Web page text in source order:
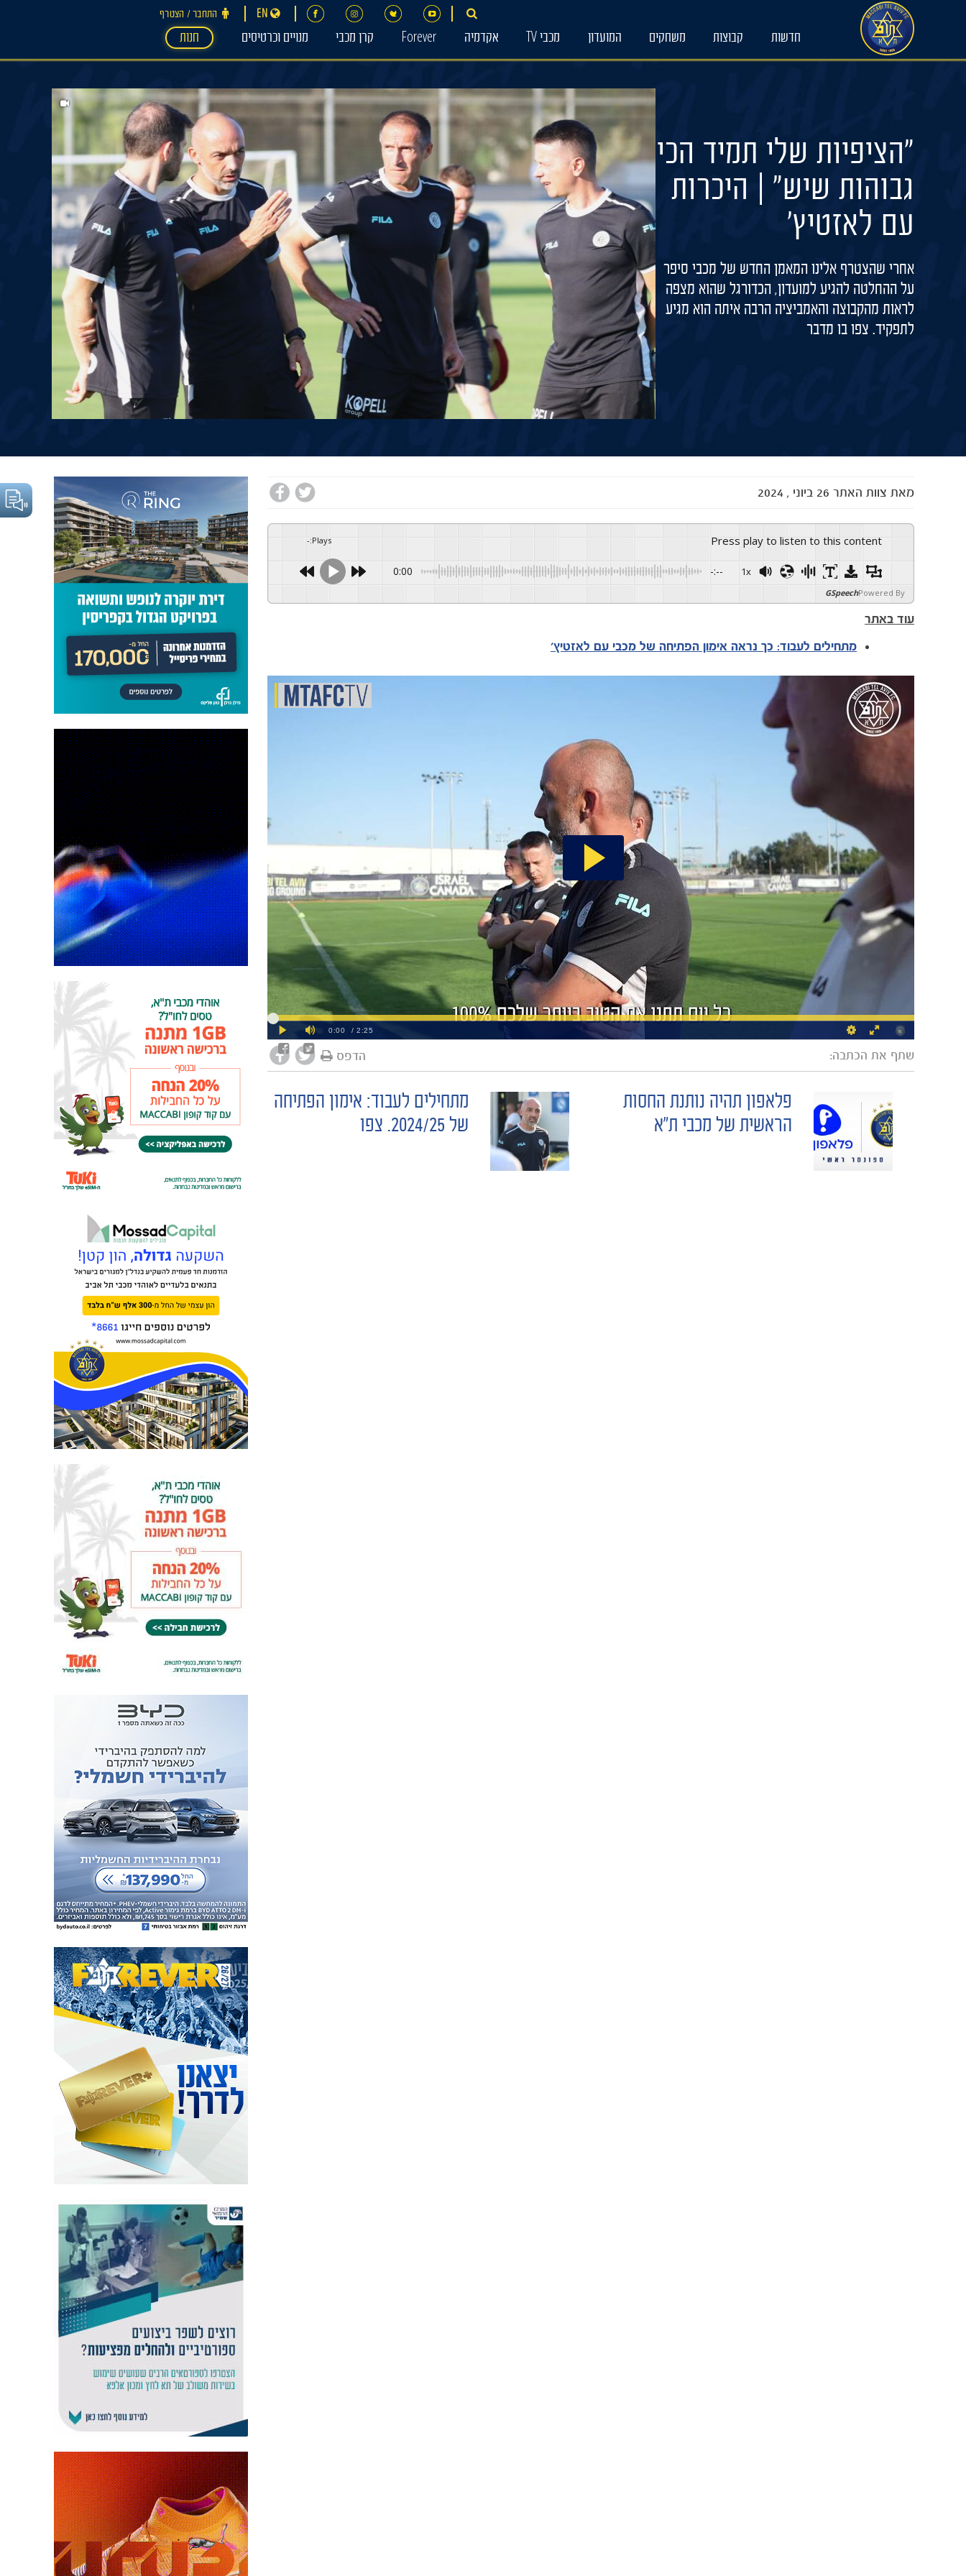
התחבר ‪/‬ הצטרף EN
חדשות קבוצות משחקים המועדון מכבי TV אקדמיה Forever קרן מכבי מנויים וכרטיסים חנות
"הציפיות שלי תמיד הכי
גבוהות שיש" | היכרות
עם לאזטיץ'
אחרי שהצטרף אלינו המאמן החדש של מכבי סיפר
על ההחלטה להגיע למועדון, הכדורגל שהוא מצפה
לראות מהקבוצה והאמביציה הרבה איתה הוא מגיע
לתפקיד. צפו בו מדבר
מאת צוות האתר 26 ביוני , 2024
Press play to listen to this content
Plays
:
-
0:00 -:-- 1x
Powered By
GSpeech
עוד באתר
מתחילים לעבוד: כך נראה אימון הפתיחה של מכבי עם לאזטיץ'
שתף את הכתבה: הדפס
POST
NAVIGATION
מתחילים לעבוד: אימון הפתיחה
של 2024/25. צפו
פלאפון תהיה נותנת החסות
הראשית של מכבי ת"א